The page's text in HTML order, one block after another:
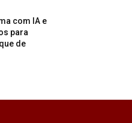
com IA e
para
de